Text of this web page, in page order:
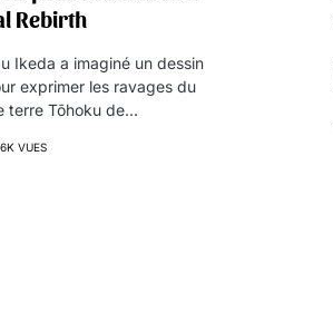
Rebirth
Ikeda a imaginé un dessin
exprimer les ravages du
terre Tōhoku de…
VUES